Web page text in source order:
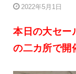
2022年5月1日
本日の大セー
の二カ所で開